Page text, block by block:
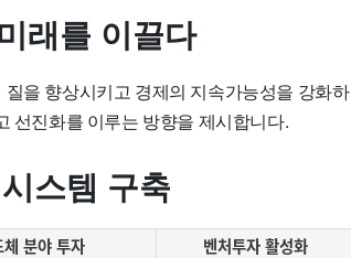
래를 이끌다
을 향상시키고 경제의 지속가능성을 강화하
선진화를 이루는 방향을 제시합니다.
스템 구축
분야 투자
벤처투자 활성화